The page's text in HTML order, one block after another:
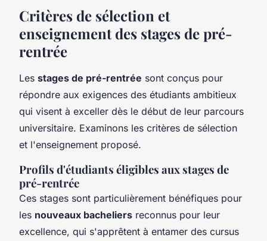
Critères de sélection et
enseignement des stages de pré-
rentrée
Les stages de pré-rentrée sont conçus pour
répondre aux exigences des étudiants ambitieux
qui visent à exceller dès le début de leur parcours
universitaire. Examinons les critères de sélection
et l'enseignement proposé.
Profils d'étudiants éligibles aux stages de
pré-rentrée
Ces stages sont particulièrement bénéfiques pour
les nouveaux bacheliers reconnus pour leur
excellence, qui s'apprêtent à entamer des cursus